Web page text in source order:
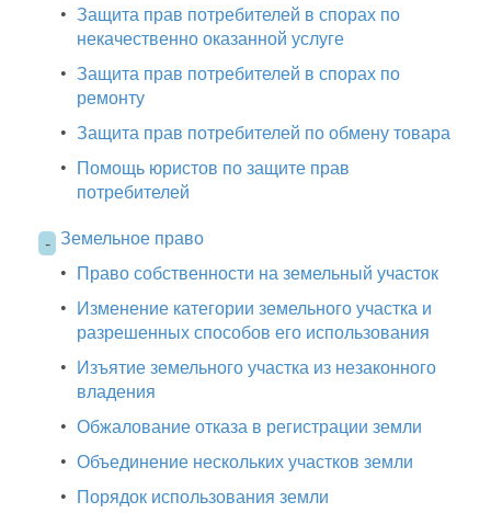
• Защита прав потребителей в спорах по
некачественно оказанной услуге
• Защита прав потребителей в спорах по
ремонту
• Защита прав потребителей по обмену товара
• Помощь юристов по защите прав
потребителей
- Земельное право
• Право собственности на земельный участок
• Изменение категории земельного участка и
разрешенных способов его использования
• Изъятие земельного участка из незаконного
владения
• Обжалование отказа в регистрации земли
• Объединение нескольких участков земли
• Порядок использования земли